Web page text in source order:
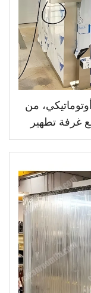
من
للصدأ عيار 304، مع غرفة تطهير